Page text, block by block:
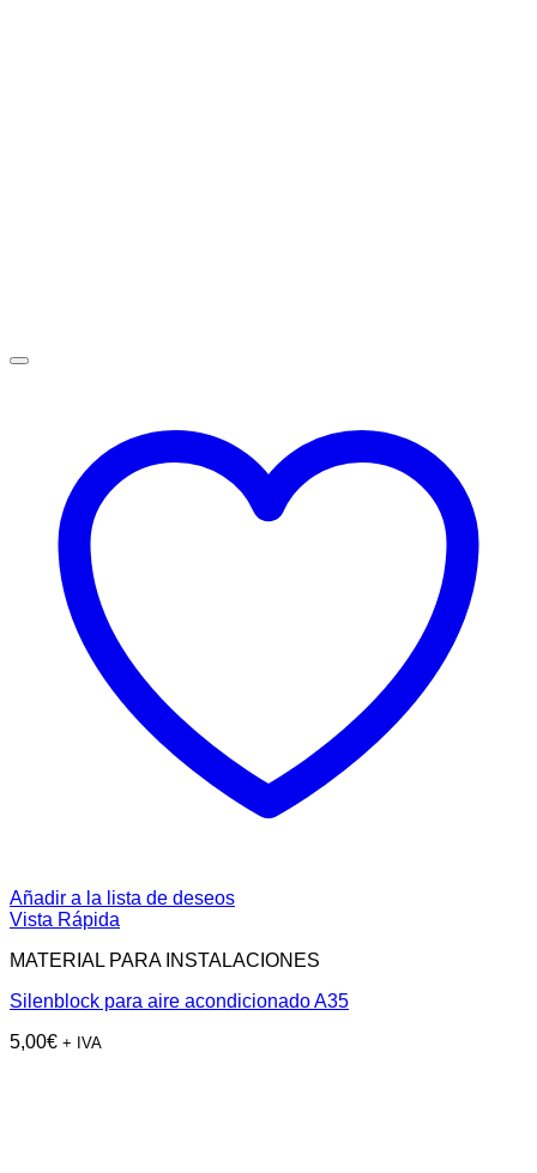
Añadir a la lista de deseos
Vista Rápida
MATERIAL PARA INSTALACIONES
Silenblock para aire acondicionado A35
5,00€ + IVA